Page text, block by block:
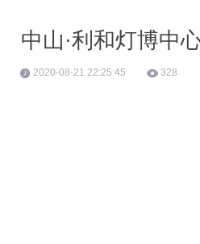
中山·利和灯博中
2020-08-21 22:25:45 328